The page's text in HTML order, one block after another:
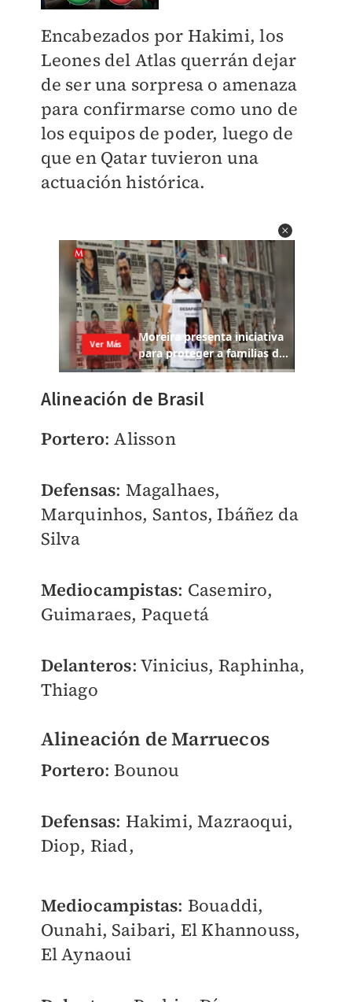
Encabezados por Hakimi, los
Leones del Atlas querrán dejar
de ser una sorpresa o amenaza
para confirmarse como uno de
los equipos de poder, luego de
que en Qatar tuvieron una
actuación histórica.
Alineación de Brasil
Portero: Alisson
Defensas: Magalhaes,
Marquinhos, Santos, Ibáñez da
Silva
Mediocampistas: Casemiro,
Guimaraes, Paquetá
Delanteros: Vinicius, Raphinha,
Thiago
Alineación de Marruecos
Portero: Bounou
Defensas: Hakimi, Mazraoqui,
Diop, Riad,
Mediocampistas: Bouaddi,
Ounahi, Saibari, El Khannouss,
El Aynaoui